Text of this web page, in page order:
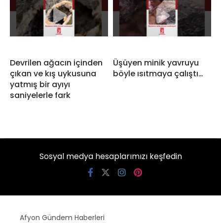
Devrilen ağacın içinden
çıkan ve kış uykusuna
yatmış bir ayıyı
saniyelerle fark
Üşüyen minik yavruyu
böyle ısıtmaya çalıştı…
Sosyal medya hesaplarımızı keşfedin
Afyon Gündem Haberleri